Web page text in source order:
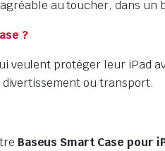
au toucher, dans un
?
veulent protéger leur iPad
divertissement ou transport.
Baseus Smart Case pour